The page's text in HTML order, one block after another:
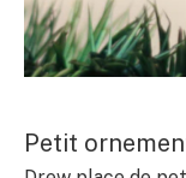
Petit